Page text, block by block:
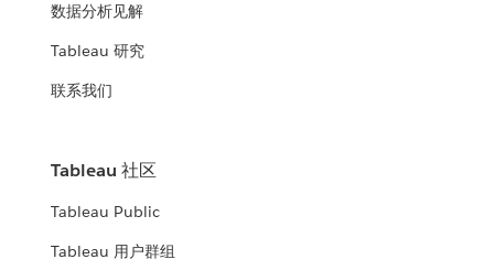
数据分析见解
Tableau 研究
联系我们
Tableau 社区
Tableau Public
Tableau 用户群组